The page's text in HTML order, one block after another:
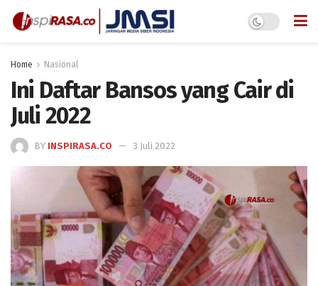
Home Nasional
Ini Daftar Bansos yang Cair di
Juli 2022
BY INSPIRASA.CO 3 Juli 2022